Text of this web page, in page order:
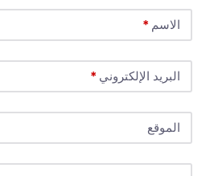
الاسم *
البريد الإلكتروني *
الموقع